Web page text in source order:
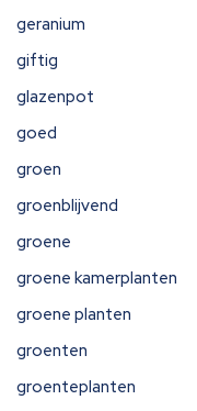
geranium
giftig
glazenpot
goed
groen
groenblijvend
groene
groene kamerplanten
groene planten
groenten
groenteplanten